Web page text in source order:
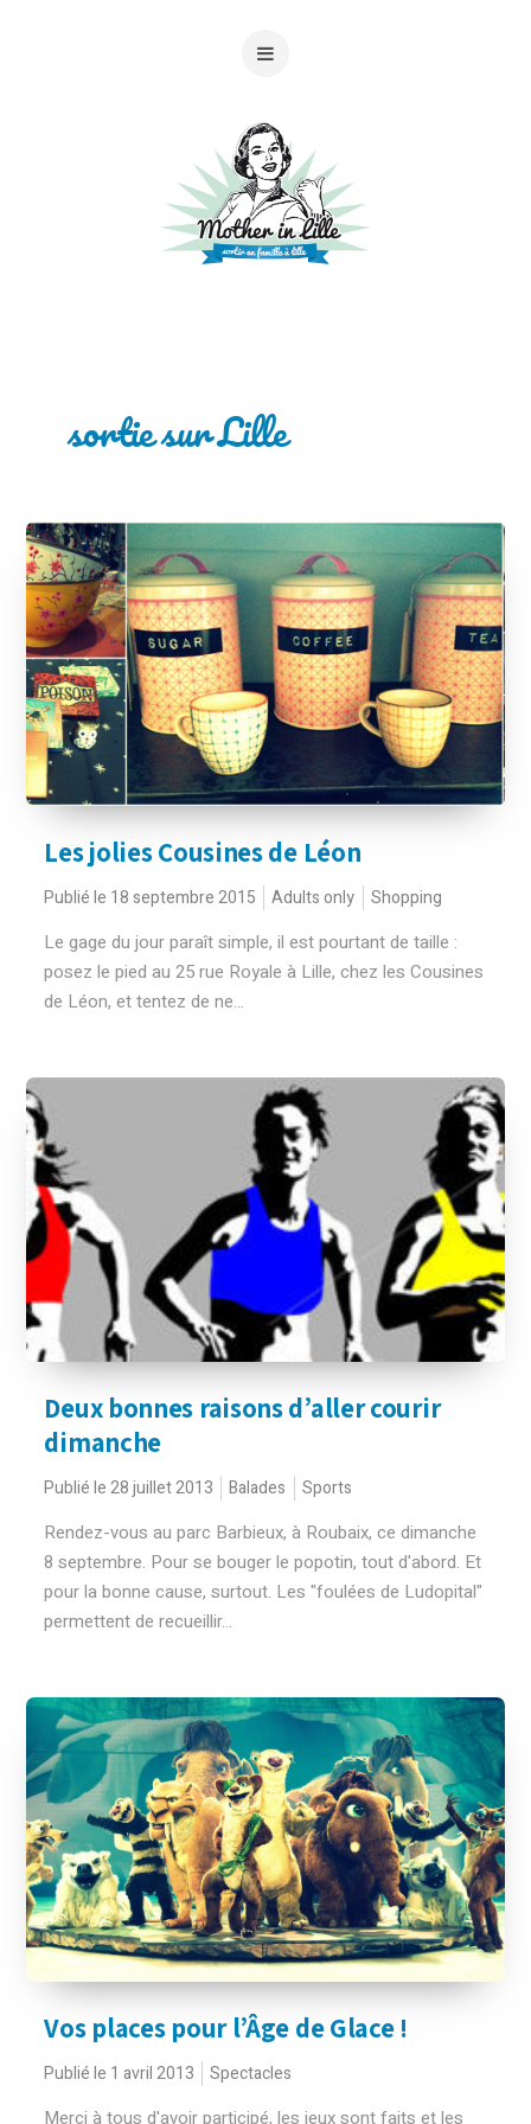
sortie sur Lille
Les jolies Cousines de Léon
Publié le 18 septembre 2015 Adults only Shopping
Le gage du jour paraît simple, il est pourtant de taille :
posez le pied au 25 rue Royale à Lille, chez les Cousines
de Léon, et tentez de ne...
Deux bonnes raisons d’aller courir
dimanche
Publié le 28 juillet 2013 Balades Sports
Rendez-vous au parc Barbieux, à Roubaix, ce dimanche
8 septembre. Pour se bouger le popotin, tout d'abord. Et
pour la bonne cause, surtout. Les "foulées de Ludopital"
permettent de recueillir...
Vos places pour l’Âge de Glace !
Publié le 1 avril 2013 Spectacles
Merci à tous d'avoir participé, les jeux sont faits et les